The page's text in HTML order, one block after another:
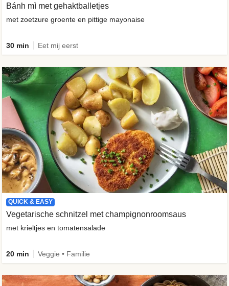
Bánh mì met gehaktballetjes
met zoetzure groente en pittige mayonaise
30 min Eet mij eerst
QUICK & EASY
Vegetarische schnitzel met champignonroomsaus
met krieltjes en tomatensalade
20 min Veggie • Familie